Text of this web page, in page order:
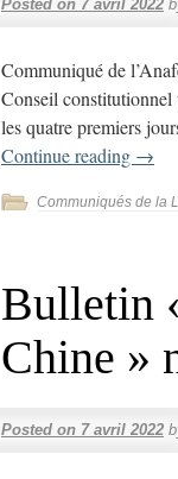
Posted on 7 avril 2022
Communiqué de
Conseil constitutionnel
les quatre premiers
Continue reading →
Communiqués de la
Bulletin
Chine »
Posted on 7 avril 2022